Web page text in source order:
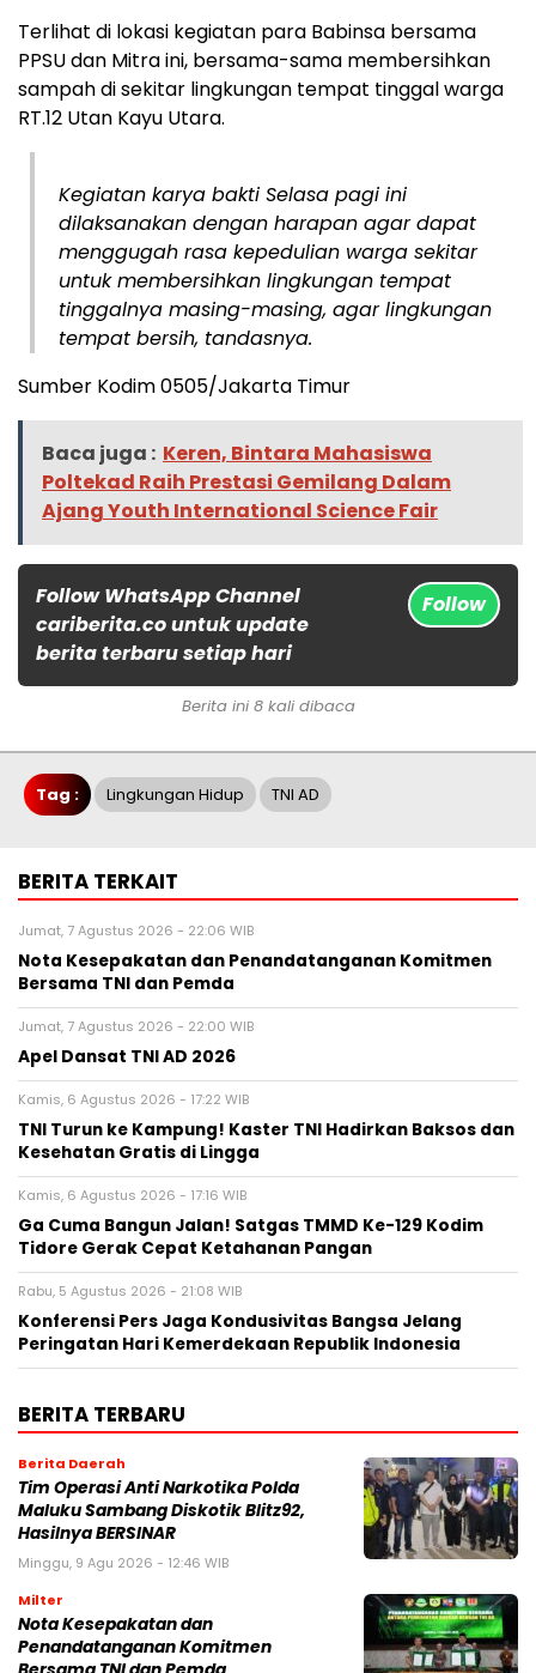
Terlihat di lokasi kegiatan para Babinsa bersama
PPSU dan Mitra ini, bersama-sama membersihkan
sampah di sekitar lingkungan tempat tinggal warga
RT.12 Utan Kayu Utara.
Kegiatan karya bakti Selasa pagi ini
dilaksanakan dengan harapan agar dapat
menggugah rasa kepedulian warga sekitar
untuk membersihkan lingkungan tempat
tinggalnya masing-masing, agar lingkungan
tempat bersih, tandasnya.
Sumber Kodim 0505/Jakarta Timur
Baca juga : Keren, Bintara Mahasiswa
Poltekad Raih Prestasi Gemilang Dalam
Ajang Youth International Science Fair
Follow WhatsApp Channel
cariberita.co untuk update
berita terbaru setiap hari
Follow
Berita ini 8 kali dibaca
Tag : Lingkungan Hidup TNI AD
BERITA TERKAIT
Jumat, 7 Agustus 2026 - 22:06 WIB
Nota Kesepakatan dan Penandatanganan Komitmen
Bersama TNI dan Pemda
Jumat, 7 Agustus 2026 - 22:00 WIB
Apel Dansat TNI AD 2026
Kamis, 6 Agustus 2026 - 17:22 WIB
TNI Turun ke Kampung! Kaster TNI Hadirkan Baksos dan
Kesehatan Gratis di Lingga
Kamis, 6 Agustus 2026 - 17:16 WIB
Ga Cuma Bangun Jalan! Satgas TMMD Ke-129 Kodim
Tidore Gerak Cepat Ketahanan Pangan
Rabu, 5 Agustus 2026 - 21:08 WIB
Konferensi Pers Jaga Kondusivitas Bangsa Jelang
Peringatan Hari Kemerdekaan Republik Indonesia
BERITA TERBARU
Berita Daerah
Tim Operasi Anti Narkotika Polda
Maluku Sambang Diskotik Blitz92,
Hasilnya BERSINAR
Minggu, 9 Agu 2026 - 12:46 WIB
Milter
Nota Kesepakatan dan
Penandatanganan Komitmen